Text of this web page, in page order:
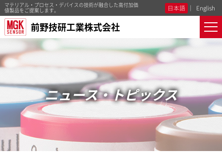
マテリアル・プロセス・デバイスの技術が融合した高付加価
値製品をご提案します。 日本語 English
前野技研工業株式会社
ニュース・トピックス